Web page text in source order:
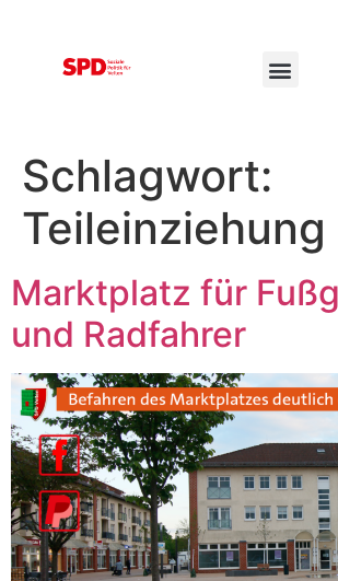
Schlagwort:
Teileinziehung
Marktplatz für
und Radfahrer